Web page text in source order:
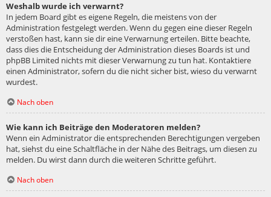
Weshalb wurde ich verwarnt?
In jedem Board gibt es eigene Regeln, die meistens von der
Administration festgelegt werden. Wenn du gegen eine dieser Regeln
verstoßen hast, kann sie dir eine Verwarnung erteilen. Bitte beachte,
dass dies die Entscheidung der Administration dieses Boards ist und
phpBB Limited nichts mit dieser Verwarnung zu tun hat. Kontaktiere
einen Administrator, sofern du die nicht sicher bist, wieso du verwarnt
wurdest.
Nach oben
Wie kann ich Beiträge den Moderatoren melden?
Wenn ein Administrator die entsprechenden Berechtigungen vergeben
hat, siehst du eine Schaltfläche in der Nähe des Beitrags, um diesen zu
melden. Du wirst dann durch die weiteren Schritte geführt.
Nach oben